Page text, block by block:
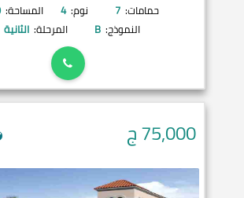
حمامات: 7 نوم: 4 المساحة:
النموذج: B المرحلة: الثانية
75,000ج